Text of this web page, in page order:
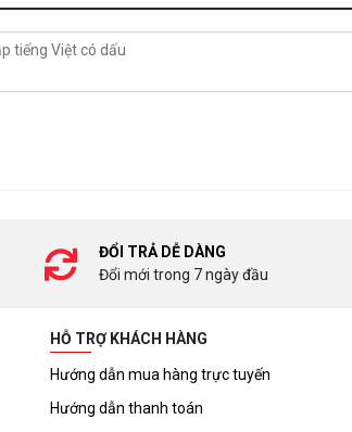
ĐỔI TRẢ DỄ DÀNG
Đổi mới trong 7 ngày đầu
HỖ TRỢ KHÁCH HÀNG
Hướng dẫn mua hàng trực tuyến
Hướng dẫn thanh toán